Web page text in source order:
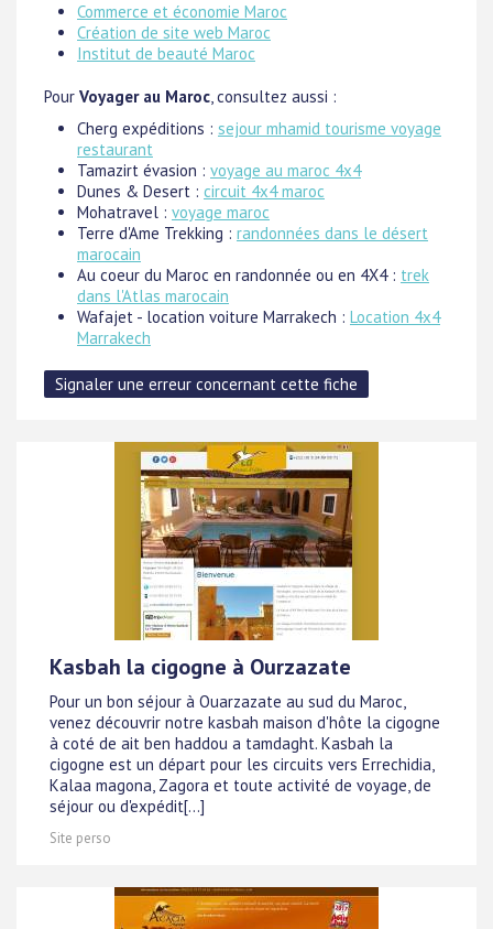
Commerce et économie Maroc
Création de site web Maroc
Institut de beauté Maroc
Pour Voyager au Maroc, consultez aussi :
Cherg expéditions : sejour mhamid tourisme voyage
restaurant
Tamazirt évasion : voyage au maroc 4x4
Dunes & Desert : circuit 4x4 maroc
Mohatravel : voyage maroc
Terre d'Ame Trekking : randonnées dans le désert
marocain
Au coeur du Maroc en randonnée ou en 4X4 : trek
dans l'Atlas marocain
Wafajet - location voiture Marrakech : Location 4x4
Marrakech
Kasbah la cigogne à Ourzazate
Pour un bon séjour à Ouarzazate au sud du Maroc,
venez découvrir notre kasbah maison d'hôte la cigogne
à coté de ait ben haddou a tamdaght. Kasbah la
cigogne est un départ pour les circuits vers Errechidia,
Kalaa magona, Zagora et toute activité de voyage, de
séjour ou d'expédit[...]
Site perso